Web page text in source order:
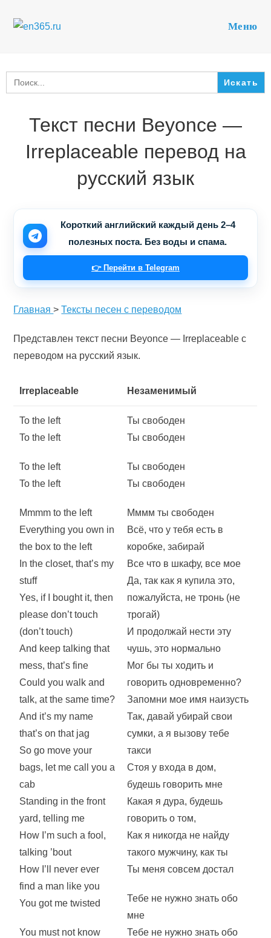
Меню
Search
for:
Текст песни Beyonce —
Irreplaceable перевод на
русский язык
Короткий английский каждый день 2–4
полезных поста. Без воды и спама.
👉 Перейти в Telegram
Главная>Тексты песен с переводом
Представлен текст песни Beyonce — Irreplaceable с
переводом на русский язык.
Irreplaceable Незаменимый
To the left
To the left
To the left
To the left
Mmmm to the left
Everything you own in
the box to the left
In the closet, that’s my
stuff
Yes, if I bought it, then
please don’t touch
(don’t touch)
And keep talking that
mess, that’s fine
Could you walk and
talk, at the same time?
And it’s my name
that’s on that jag
So go move your
bags, let me call you a
cab
Standing in the front
yard, telling me
How I’m such a fool,
talking ’bout
How I’ll never ever
find a man like you
You got me twisted
You must not know
Ты свободен
Ты свободен
Ты свободен
Ты свободен
Мммм ты свободен
Всё, что у тебя есть в
коробке, забирай
Все что в шкафу, все мое
Да, так как я купила это,
пожалуйста, не тронь (не
трогай)
И продолжай нести эту
чушь, это нормально
Мог бы ты ходить и
говорить одновременно?
Запомни мое имя наизусть
Так, давай убирай свои
сумки, а я вызову тебе
такси
Стоя у входа в дом,
будешь говорить мне
Какая я дура, будешь
говорить о том,
Как я никогда не найду
такого мужчину, как ты
Ты меня совсем достал
Тебе не нужно знать обо
мне
Тебе не нужно знать обо